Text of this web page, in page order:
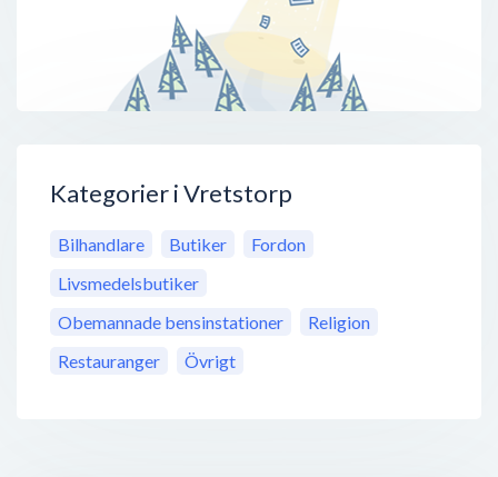
Kategorier i Vretstorp
Bilhandlare Butiker
Fordon
Livsmedelsbutiker
Obemannade bensinstationer
Religion
Restauranger
Övrigt